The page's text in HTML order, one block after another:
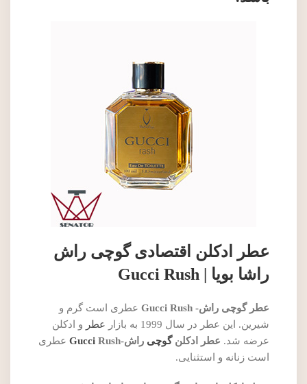
عطر ادکلن اقتصادی گوچی راش
راشا بویا | Gucci Rush
عطر گوچی راش- Gucci Rush
عطری است گرم و
شیرین. این عطر در سال 1999 به بازار
عطر و ادکلن
عرضه شد. عطر ادکلنگوچی راش- Gucci Rush
عطری
است زنانه و استثنایی.